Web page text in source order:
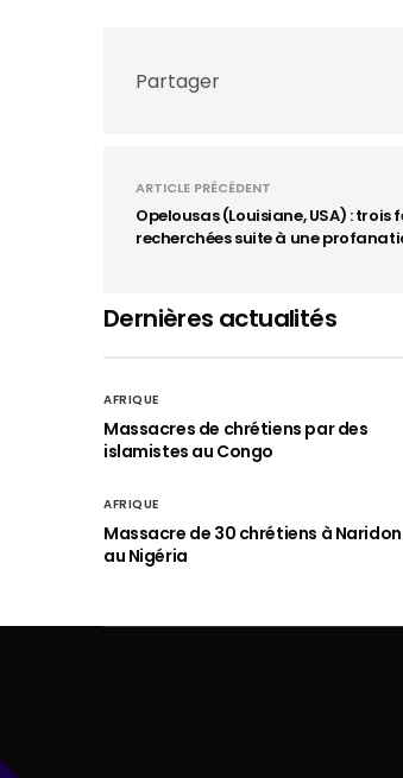
Partager
ARTICLE PRÉCÉDENT
Opelousas (Louisiane, USA) : trois
recherchées suite à une
Dernières actualités
AFRIQUE
Massacres de chrétiens par des
islamistes au Congo
AFRIQUE
Massacre de 30 chrétiens à Naridon
au Nigéria